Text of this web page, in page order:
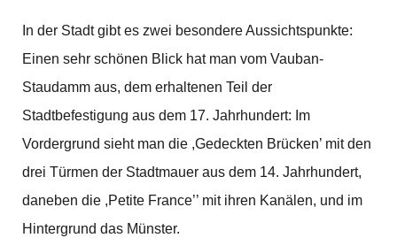
In der Stadt gibt es zwei besondere Aussichtspunkte:
Einen sehr schönen Blick hat man vom Vauban-
Staudamm aus, dem erhaltenen Teil der
Stadtbefestigung aus dem 17. Jahrhundert: Im
Vordergrund sieht man die ,Gedeckten Brücken’ mit den
drei Türmen der Stadtmauer aus dem 14. Jahrhundert,
daneben die ,Petite France’’ mit ihren Kanä­len, und im
Hinter­grund das Münster.